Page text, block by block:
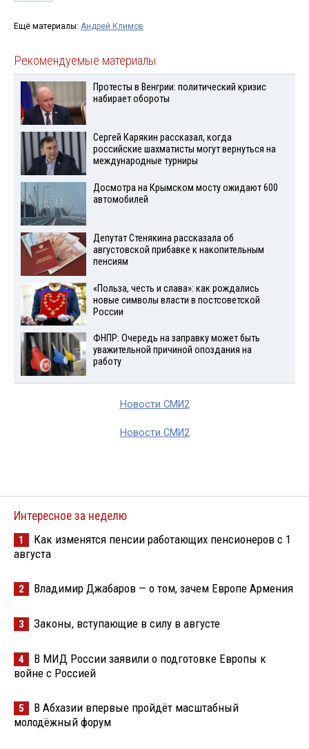
Ещё материалы: Андрей Климов
Рекомендуемые материалы
Протесты в Венгрии: политический кризис
набирает обороты
Сергей Карякин рассказал, когда
российские шахматисты могут вернуться на
международные турниры
Досмотра на Крымском мосту ожидают 600
автомобилей
Депутат Стенякина рассказала об
августовской прибавке к накопительным
пенсиям
«Польза, честь и слава»: как рождались
новые символы власти в постсоветской
России
ФНПР: Очередь на заправку может быть
уважительной причиной опоздания на
работу
Новости СМИ2
Новости СМИ2
Интересное за неделю
1
Как изменятся пенсии работающих пенсионеров с 1
августа
2 Владимир Джабаров — о том, зачем Европе Армения
3 Законы, вступающие в силу в августе
4
В МИД России заявили о подготовке Европы к
войне с Россией
5
В Абхазии впервые пройдёт масштабный
молодёжный форум